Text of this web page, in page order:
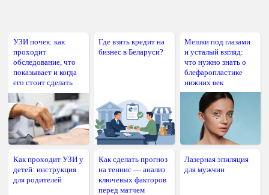
УЗИ почек: как
проходит
обследование, что
показывает и когда
его стоит сделать
Где взять кредит на
бизнес в Беларуси?
Мешки под глазами
и усталый взгляд:
что нужно знать о
блефаропластике
нижних век
Как проходит УЗИ у
детей: инструкция
для родителей
Как сделать прогноз
на теннис — анализ
ключевых факторов
перед матчем
Лазерная эпиляция
для мужчин